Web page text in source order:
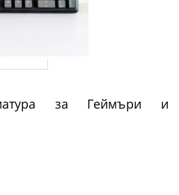
за Геймъри и